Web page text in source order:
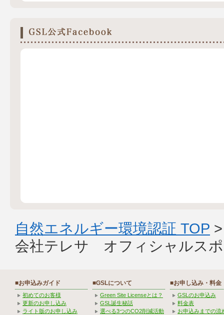
自然エネルギー環境認証 TOP
会社テレサ オフィシャルス
■お申込みガイド
初めてのお客様
更新のお申し込み
ライト版のお申し込み
■GSLについて
Green Site Licenseとは？
GSL誕生秘話
選べる3つのCO2削減活動
■お申し込み・料金
GSLのお申込み
料金表
お申込みまでの流